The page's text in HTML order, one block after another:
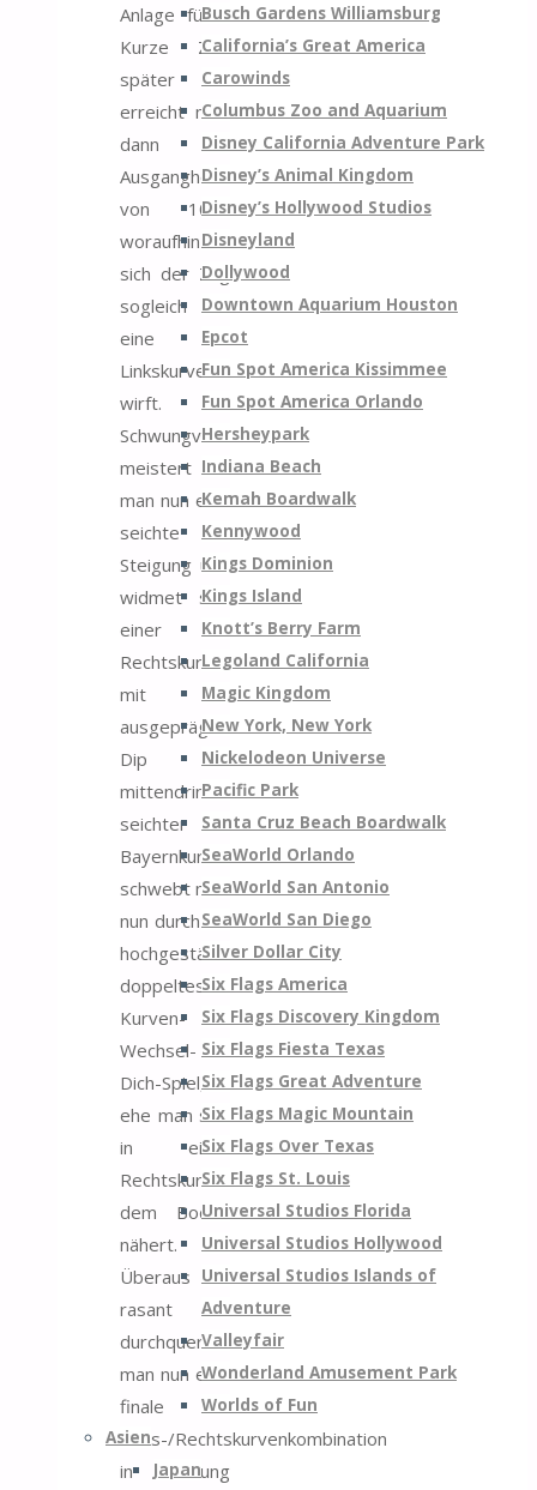
Busch Gardens Williamsburg
California’s Great America
Carowinds
Columbus Zoo and Aquarium
Disney California Adventure Park
Disney’s Animal Kingdom
Disney’s Hollywood Studios
Disneyland
Dollywood
Downtown Aquarium Houston
Epcot
Fun Spot America Kissimmee
Fun Spot America Orlando
Hersheypark
Indiana Beach
Kemah Boardwalk
Kennywood
Kings Dominion
Kings Island
Knott’s Berry Farm
Legoland California
Magic Kingdom
New York, New York
Nickelodeon Universe
Pacific Park
Santa Cruz Beach Boardwalk
SeaWorld Orlando
SeaWorld San Antonio
SeaWorld San Diego
Silver Dollar City
Six Flags America
Six Flags Discovery Kingdom
Six Flags Fiesta Texas
Six Flags Great Adventure
Six Flags Magic Mountain
Six Flags Over Texas
Six Flags St. Louis
Universal Studios Florida
Universal Studios Hollywood
Universal Studios Islands of
Adventure
Valleyfair
Wonderland Amusement Park
Worlds of Fun
Asien
Japan
Anlage führt.
Kurze Zeit
später
erreicht man
dann die
Ausganghöhe
von 10m,
woraufhin
sich der Zug
sogleich in
eine
Linkskurve
wirft.
Schwungvoll
meistert
man nun eine
seichte
Steigung und
widmet sich
einer
Rechtskurve
mit
ausgeprägten
Dip
mittendrin. In
seichter
Bayernkurvenmanier
schwebt man
nun durch ein
hochgeständertes
doppeltes
Kurven-
Wechsel-
Dich-Spiel,
ehe man sich
in einer
Rechtskurve
dem Boden
nähert.
Überaus
rasant
durchquert
man nun eine
finale
Links-/Rechtskurvenkombination
in Richtung